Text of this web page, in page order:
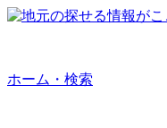
ホーム・検索